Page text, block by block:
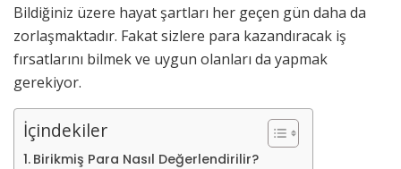
Bildiğiniz üzere hayat şartları her geçen gün daha da
zorlaşmaktadır. Fakat sizlere para kazandıracak iş
fırsatlarını bilmek ve uygun olanları da yapmak
gerekiyor.
İçindekiler
Birikmiş Para Nasıl Değerlendirilir?